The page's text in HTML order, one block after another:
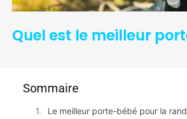
Quel est le meilleur
Sommaire
Le meilleur porte-bébé pour la